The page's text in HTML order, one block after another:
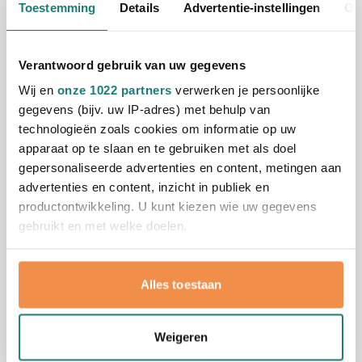
Toestemming Details Advertentie-instellingen
Verantwoord gebruik van uw gegevens
Wij en onze 1022 partners verwerken je persoonlijke
gegevens (bijv. uw IP-adres) met behulp van
technologieën zoals cookies om informatie op uw
apparaat op te slaan en te gebruiken met als doel
gepersonaliseerde advertenties en content, metingen aan
advertenties en content, inzicht in publiek en
productontwikkeling. U kunt kiezen wie uw gegevens
gebruikt en met welke doelen.
Als u het toestaat, willen we ook graag:
Informatie verzamelen over uw geografische
locatie, die tot een paar meter nauwkeurig kan zijn
scannen op specifieke eigenschappen (fingerprinting)
Alles toestaan
Weigeren
011
vanaf 0,88 0,52
Bekijk
011002005006017 +1
vanaf 1,24
Sleutelhanger Klompje
Bedrukken vanaf 250 stuks
Levering vanaf
Bekijk
Gerecycled
Sleutelhanger met flesopener |
Gerecycled aluminium
Levering vanaf